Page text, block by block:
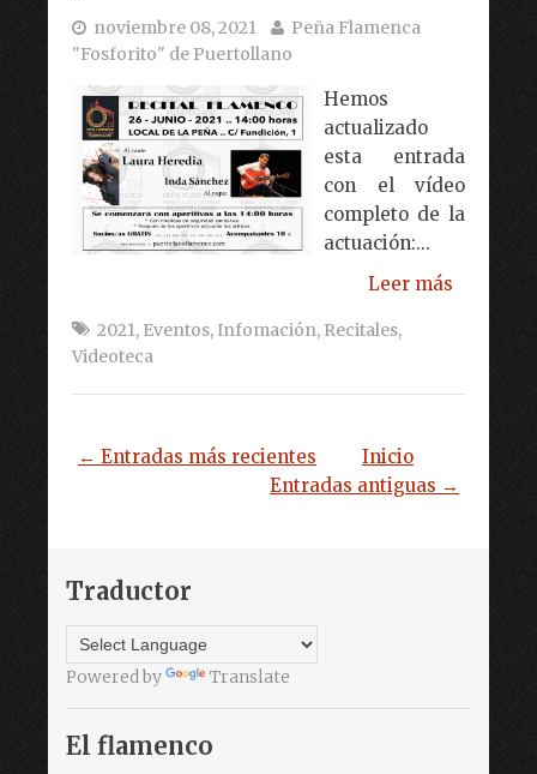
noviembre 08, 2021
Peña Flamenca
"Fosforito" de Puertollano
Hemos
actualizado
esta entrada
con el vídeo
completo de la
actuación:...
Leer más
2021, Eventos, Infomación, Recitales,
Videoteca
← Entradas más recientes
Entradas antiguas →
Inicio
Traductor
Powered by Translate
El flamenco